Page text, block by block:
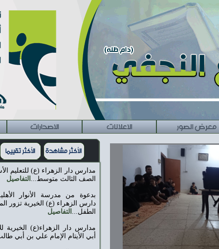
الاعلانات الاصدارات راسلنا
مدارس دار الزهراء (ع) للتعليم الأساسي تفتح مرحلة
الصف الثالث متوسط...التفاصيل
بدعوة من مدرسة الأنوار الأهلية للبنات: مدارس
دارس الزهراء (ع) الخيرية تزور المعرض الدائم لكتاب
الطفل...التفاصيل
مدارس دار الزهراء(ع) الخيرية للأيتام تحتفي بميلاد
أبي الأيتام الإمام علي بن أبي طالب (ع)... التفاصيل